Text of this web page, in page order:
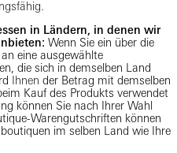
in Ländern, in denen wir
Wenn Sie ein über die
eine ausgewählte
die sich in demselben Land
Ihnen der Betrag mit demselben
Kauf des Produkts verwendet
können Sie nach Ihrer Wahl
Warengutschriften können
im selben Land wie Ihre